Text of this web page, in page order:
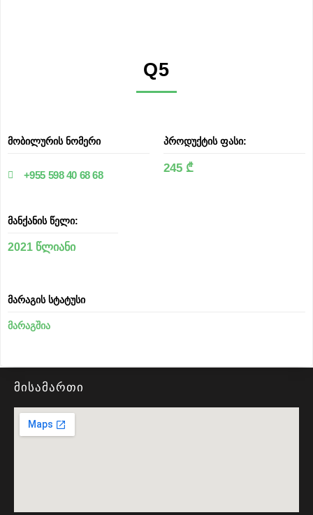
Q5
მობილურის ნომერი
+955 598 40 68 68
პროდუქტის ფასი:
245 ₾
მანქანის წელი:
2021 წლიანი
მარაგის სტატუსი
მარაგშია
მისამართი